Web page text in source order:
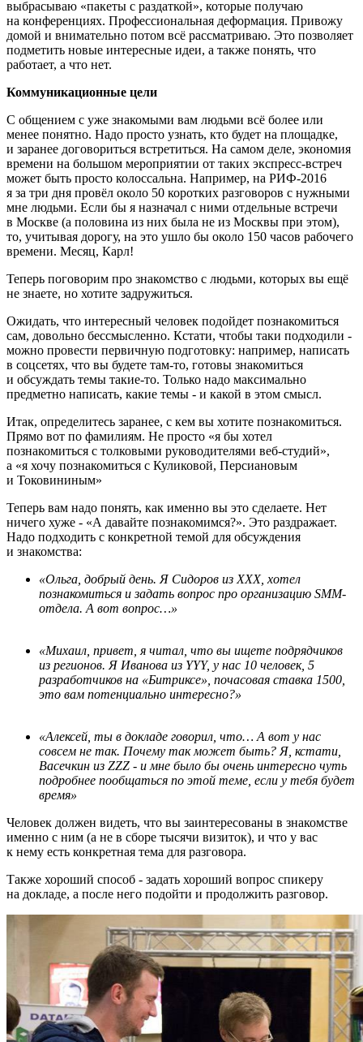
выбрасываю «пакеты с раздаткой», которые получаю
на конференциях. Профессиональная деформация. Привожу
домой и внимательно потом всё рассматриваю. Это позволяет
подметить новые интересные идеи, а также понять, что
работает, а что нет.
Коммуникационные цели
С общением с уже знакомыми вам людьми всё более или
менее понятно. Надо просто узнать, кто будет на площадке,
и заранее договориться встретиться. На самом деле, экономия
времени на большом мероприятии от таких экспресс-встреч
может быть просто колоссальна. Например, на РИФ-2016
я за три дня провёл около 50 коротких разговоров с нужными
мне людьми. Если бы я назначал с ними отдельные встречи
в Москве (а половина из них была не из Москвы при этом),
то, учитывая дорогу, на это ушло бы около 150 часов рабочего
времени. Месяц, Карл!
Теперь поговорим про знакомство с людьми, которых вы ещё
не знаете, но хотите задружиться.
Ожидать, что интересный человек подойдет познакомиться
сам, довольно бессмысленно. Кстати, чтобы таки подходили -
можно провести первичную подготовку: например, написать
в соцсетях, что вы будете там-то, готовы знакомиться
и обсуждать темы такие-то. Только надо максимально
предметно написать, какие темы - и какой в этом смысл.
Итак, определитесь заранее, с кем вы хотите познакомиться.
Прямо вот по фамилиям. Не просто «я бы хотел
познакомиться с толковыми руководителями веб-студий»,
а «я хочу познакомиться с Куликовой, Персиановым
и Токовининым»
Теперь вам надо понять, как именно вы это сделаете. Нет
ничего хуже - «А давайте познакомимся?». Это раздражает.
Надо подходить с конкретной темой для обсуждения
и знакомства:
«Ольга, добрый день. Я Сидоров из XXX, хотел
познакомиться и задать вопрос про организацию SMM-
отдела. А вот вопрос…»
«Михаил, привет, я читал, что вы ищете подрядчиков
из регионов. Я Иванова из YYY, у нас 10 человек, 5
разработчиков на «Битриксе», почасовая ставка 1500,
это вам потенциально интересно?»
«Алексей, ты в докладе говорил, что… А вот у нас
совсем не так. Почему так может быть? Я, кстати,
Васечкин из ZZZ - и мне было бы очень интересно чуть
подробнее пообщаться по этой теме, если у тебя будет
время»
Человек должен видеть, что вы заинтересованы в знакомстве
именно с ним (а не в сборе тысячи визиток), и что у вас
к нему есть конкретная тема для разговора.
Также хороший способ - задать хороший вопрос спикеру
на докладе, а после него подойти и продолжить разговор.